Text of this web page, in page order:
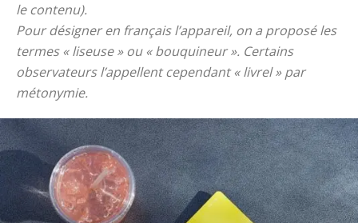
le contenu).
Pour désigner en français l’appareil, on a proposé les
termes « liseuse » ou « bouquineur ». Certains
observateurs l’appellent cependant « livrel » par
métonymie.